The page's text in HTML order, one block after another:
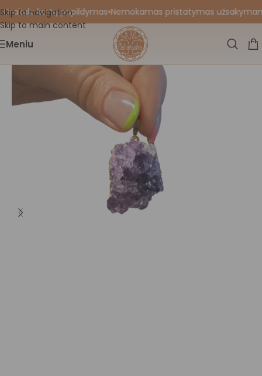
Skip to navigation
Skip to main content
kortų papildymas•Nemokamas pristatymas
Meniu